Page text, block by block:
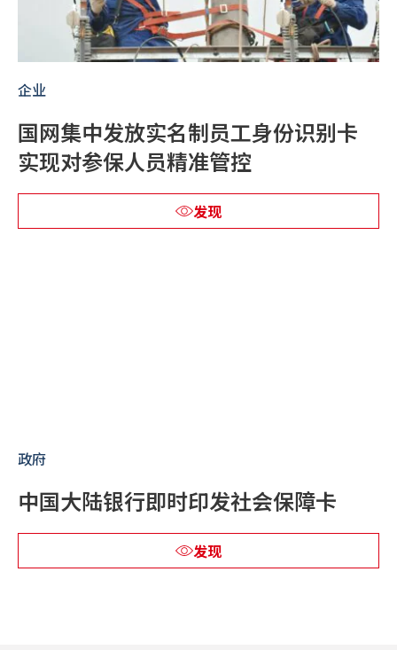
企业
国网集中发放实名制员工身份识别卡
实现对参保人员精准管控
发现
政府
中国大陆银行即时印发社会保障卡
发现